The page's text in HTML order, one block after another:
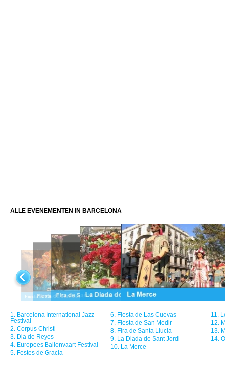
ALLE EVENEMENTEN IN BARCELONA
1. Barcelona International Jazz
Festival
2. Corpus Christi
3. Dia de Reyes
4. Europees Ballonvaart Festival
5. Festes de Gracia
6. Fiesta de Las Cuevas
7. Fiesta de San Medir
8. Fira de Santa Llucia
9. La Diada de Sant Jordi
10. La Merce
11.
12.
13.
14.